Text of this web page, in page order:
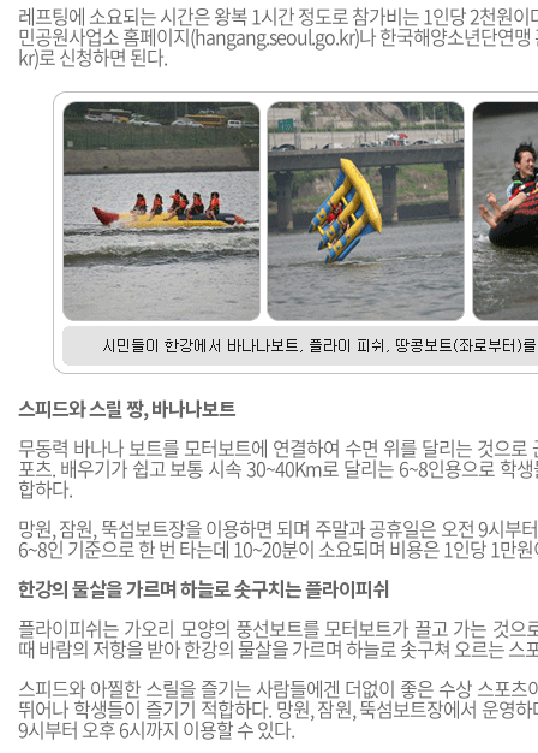
레프팅에 소요되는 시간은 왕복 1시간 정도로 참가비는 1인당 2천원이
민공원사업소 홈페이지(hangang.seoul.go.kr)나 한국해양소년단연맹
kr)로 신청하면 된다.
스피드와 스릴 짱, 바나나보트
무동력 바나나 보트를 모터보트에 연결하여 수면 위를 달리는 것으로
포츠. 배우기가 쉽고 보통 시속 30~40Km로 달리는 6~8인용으로 학
합하다.
망원, 잠원, 뚝섬보트장을 이용하면 되며 주말과 공휴일은 오전 9시부
6~8인 기준으로 한 번 타는데 10~20분이 소요되며 비용은 1인당 1만
한강의 물살을 가르며 하늘로 솟구치는 플라이피쉬
플라이피쉬는 가오리 모양의 풍선보트를 모터보트가 끌고 가는 것으
때 바람의 저항을 받아 한강의 물살을 가르며 하늘로 솟구쳐 오르는 스
스피드와 아찔한 스릴을 즐기는 사람들에겐 더없이 좋은 수상 스포츠
뛰어나 학생들이 즐기기 적합하다. 망원, 잠원, 뚝섬보트장에서 운영
9시부터 오후 6시까지 이용할 수 있다.